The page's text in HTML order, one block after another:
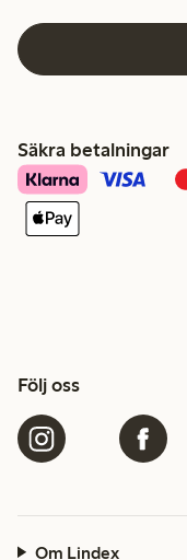
Säkra betalningar
Följ oss
Om Lindex